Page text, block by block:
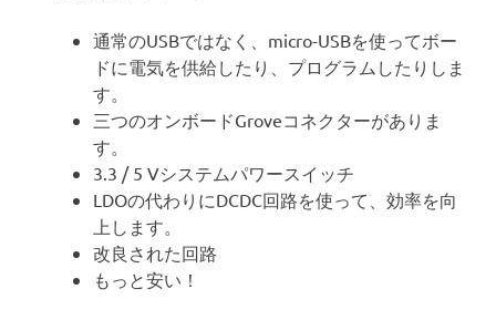
通常のUSBではなく、micro-USBを使ってボー
ドに電気を供給したり、プログラムしたりしま
す。
三つのオンボードGroveコネクターがありま
す。
3.3 / 5 Vシステムパワースイッチ
LDOの代わりにDCDC回路を使って、効率を向
上します。
改良された回路
もっと安い！